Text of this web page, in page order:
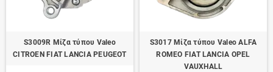
S3009R Μίζα τύπου Valeo
CITROEN FIAT LANCIA PEUGEOT
S3017 Μίζα τύπου Valeo ALFA
ROMEO FIAT LANCIA OPEL
VAUXHALL